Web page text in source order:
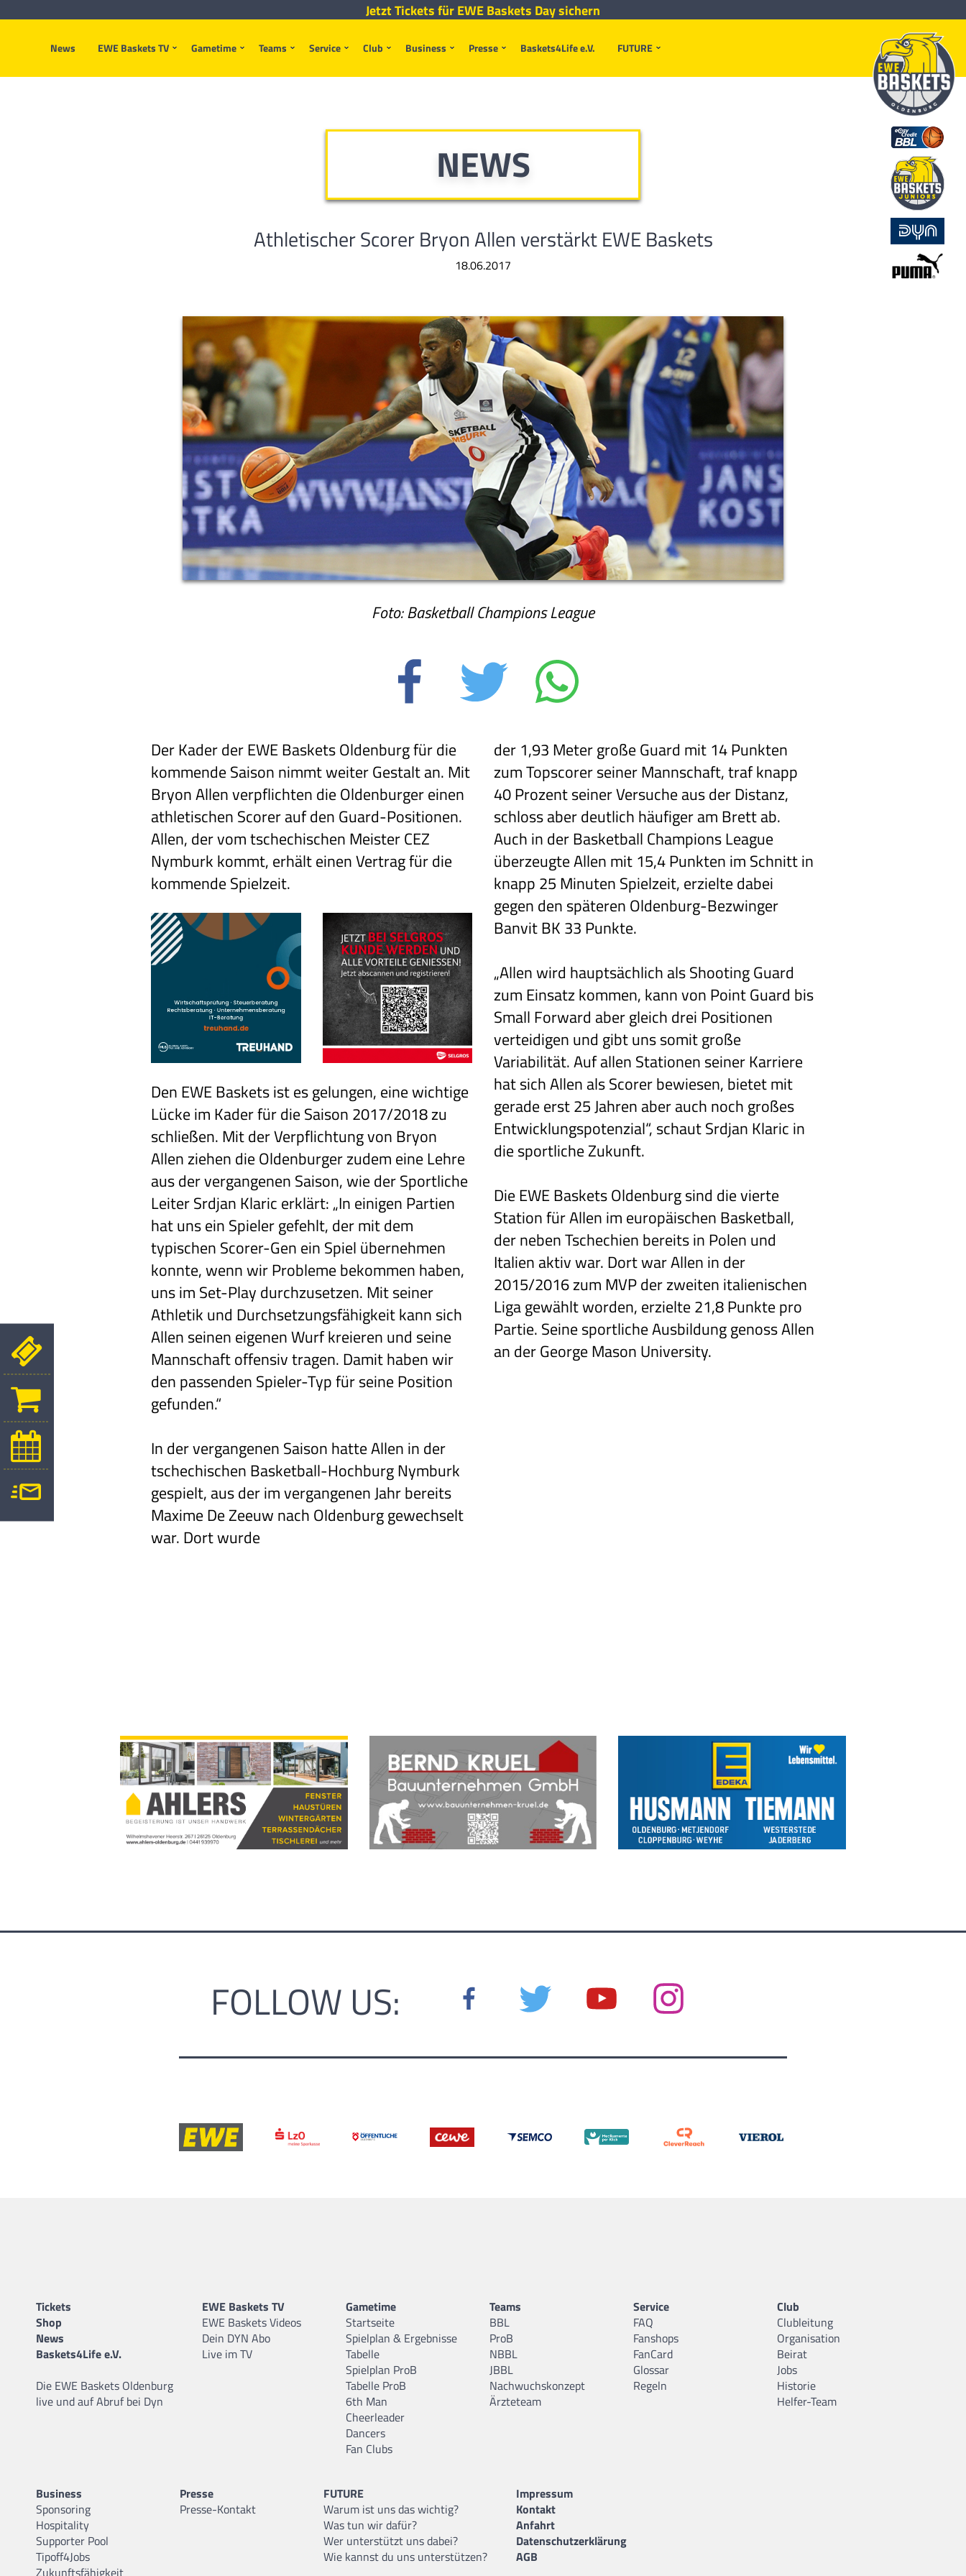
News EWE Baskets TV Gametime Teams Service Club Business Presse Baskets4Life e.V. FUTURE
Jetzt Tickets für EWE Baskets Day sichern
NEWS
Athletischer Scorer Bryon Allen verstärkt EWE Baskets
18.06.2017
Foto: Basketball Champions League
Der Kader der EWE Baskets Oldenburg für die
kommende Saison nimmt weiter Gestalt an. Mit
Bryon Allen verpflichten die Oldenburger einen
athletischen Scorer auf den Guard-Positionen.
Allen, der vom tschechischen Meister CEZ
Nymburk kommt, erhält einen Vertrag für die
kommende Spielzeit.
Den EWE Baskets ist es gelungen, eine wichtige
Lücke im Kader für die Saison 2017/2018 zu
schließen. Mit der Verpflichtung von Bryon
Allen ziehen die Oldenburger zudem eine Lehre
aus der vergangenen Saison, wie der Sportliche
Leiter Srdjan Klaric erklärt: „In einigen Partien
hat uns ein Spieler gefehlt, der mit dem
typischen Scorer-Gen ein Spiel übernehmen
konnte, wenn wir Probleme bekommen haben,
uns im Set-Play durchzusetzen. Mit seiner
Athletik und Durchsetzungsfähigkeit kann sich
Allen seinen eigenen Wurf kreieren und seine
Mannschaft offensiv tragen. Damit haben wir
den passenden Spieler-Typ für seine Position
gefunden.“
In der vergangenen Saison hatte Allen in der
tschechischen Basketball-HochburgNymburk
gespielt, aus der im vergangenenJahr bereits
Maxime De Zeeuw nach Oldenburg gewechselt
war. Dort wurde
der 1,93 Meter große Guard mit 14 Punkten
zum Topscorer seiner Mannschaft, traf knapp
40 Prozent seiner Versuche aus der Distanz,
schloss aber deutlich häufiger am Brett ab.
Auch in der Basketball Champions League
überzeugte Allen mit 15,4 Punkten im Schnitt in
knapp 25 Minuten Spielzeit, erzielte dabei
gegen den späteren Oldenburg-Bezwinger
Banvit BK 33 Punkte.
„Allen wird hauptsächlich als Shooting Guard
zum Einsatz kommen, kann von Point Guard bis
Small Forward aber gleich drei Positionen
verteidigen und gibt uns somit große
Variabilität. Auf allen Stationen seiner Karriere
hat sich Allen als Scorer bewiesen, bietet mit
gerade erst 25 Jahren aber auch noch großes
Entwicklungspotenzial“, schaut Srdjan Klaric in
die sportliche Zukunft.
Die EWE Baskets Oldenburg sind die vierte
Station für Allen im europäischen Basketball,
der neben Tschechien bereits in Polen und
Italien aktiv war. Dort war Allen in der
2015/2016 zum MVP der zweiten italienischen
Liga gewählt worden, erzielte 21,8 Punkte pro
Partie. Seine sportliche Ausbildung genoss Allen
an der George Mason University.
FOLLOW US:
Tickets
Shop
News
Baskets4Life e.V.
Die EWE Baskets Oldenburg
live und auf Abruf bei Dyn
EWE Baskets TV
EWE Baskets Videos
Dein DYN Abo
Live im TV
Gametime
Startseite
Spielplan & Ergebnisse
Tabelle
Spielplan ProB
Tabelle ProB
6th Man
Cheerleader
Dancers
Fan Clubs
Teams
BBL
ProB
NBBL
JBBL
Nachwuchskonzept
Ärzteteam
Service
FAQ
Fanshops
FanCard
Glossar
Regeln
Club
Clubleitung
Organisation
Beirat
Jobs
Historie
Helfer-Team
Business
Sponsoring
Hospitality
Supporter Pool
Tipoff4Jobs
Zukunftsfähigkeit
Presse
Presse-Kontakt
FUTURE
Warum ist uns das wichtig?
Was tun wir dafür?
Wer unterstützt uns dabei?
Wie kannst du uns unterstützen?
Impressum
Kontakt
Anfahrt
Datenschutzerklärung
AGB